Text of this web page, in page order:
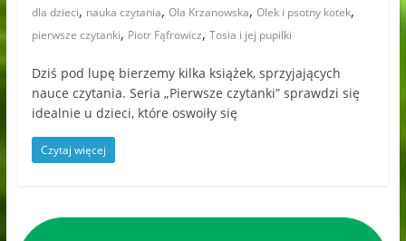
dla dzieci, nauka czytania, Ola Krzanowska, Olek i psotny kotek,
pierwsze czytanki, Piotr Fąfrowicz, Tosia i jej pupilki
Dziś pod lupę bierzemy kilka książek, sprzyjających
nauce czytania. Seria „Pierwsze czytanki” sprawdzi się
idealnie u dzieci, które oswoiły się
Czytaj więcej